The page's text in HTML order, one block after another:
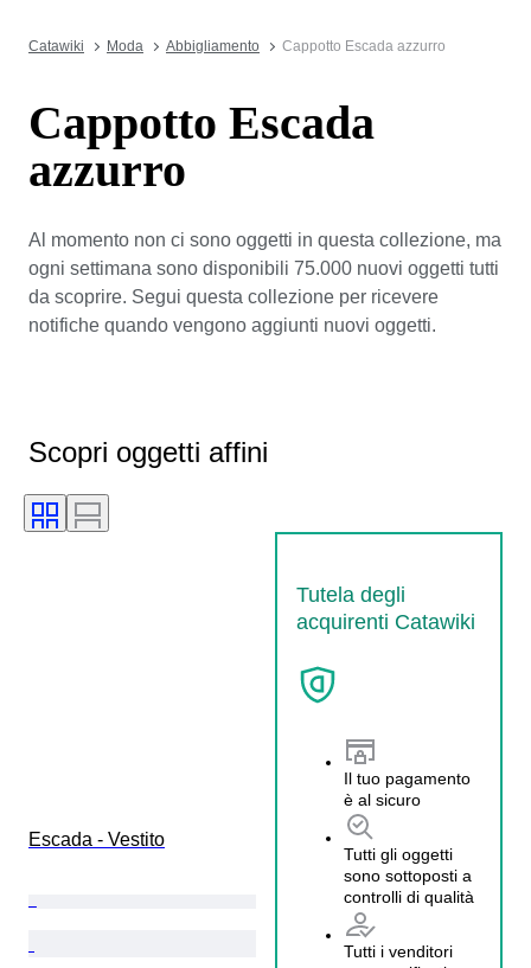
Catawiki Moda Abbigliamento Cappotto Escada azzurro
Cappotto Escada
azzurro
Al momento non ci sono oggetti in questa collezione, ma
ogni settimana sono disponibili 75.000 nuovi oggetti tutti
da scoprire. Segui questa collezione per ricevere
notifiche quando vengono aggiunti nuovi oggetti.
Scopri oggetti affini
Tutela degli
acquirenti Catawiki
Il tuo pagamento
è al sicuro
Tutti gli oggetti
sono sottoposti a
controlli di qualità
Tutti i venditori
Escada - Vestito